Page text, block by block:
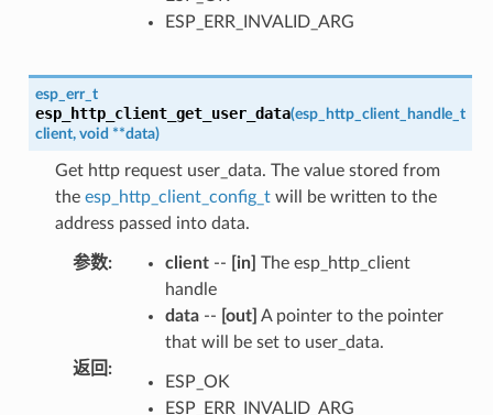
ESP_ERR_INVALID_ARG
esp_err_t
esp_http_client_get_user_data(esp_http_client_handle_t
client, void **data)
Get http request user_data. The value stored from
the esp_http_client_config_twill be written to the
address passed into data.
参数: client-- [in] The esp_http_client
handle
data-- [out] A pointer to the pointer
that will be set to user_data.
返回 :
ESP_OK
ESP_ERR_INVALID_ARG